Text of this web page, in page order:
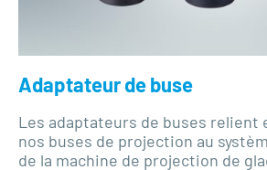
Adaptateur de buse
Les adaptateurs de buses
nos buses de projection au
de la machine de projection de